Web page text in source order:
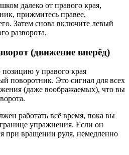
далеко от правого края,
прижмитесь правее,
Затем снова включите левый
разворота.
(движение вперёд)
у правого края
поворотник. Это сигнал для всех
(даже воображаемых), что вы
работать всё время, пока вы
упражнения. Если он
при вращении руля, немедленно